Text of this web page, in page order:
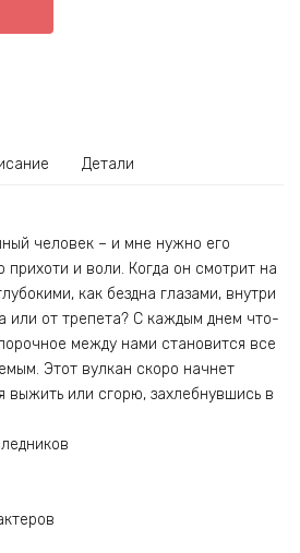
Детали
человек – и мне нужно его
прихоти и воли. Когда он смотрит на
как бездна глазами, внутри
или от трепета? С каждым днем что-
между нами становится все
Этот вулкан скоро начнет
выжить или сгорю, захлебнувшись в